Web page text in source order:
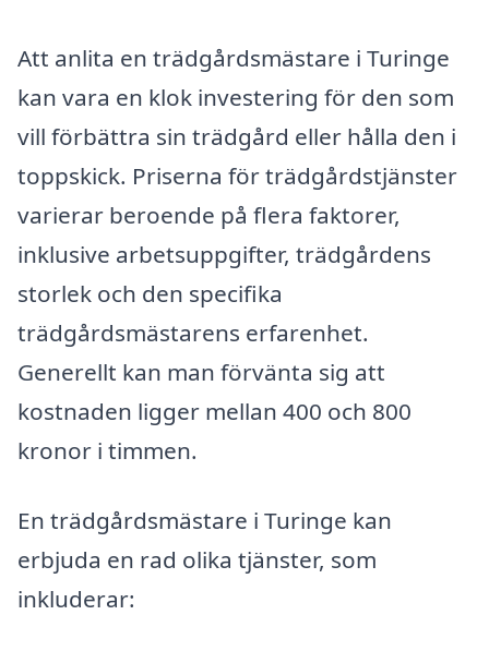
Att anlita en trädgårdsmästare i Turinge
kan vara en klok investering för den som
vill förbättra sin trädgård eller hålla den i
toppskick. Priserna för trädgårdstjänster
varierar beroende på flera faktorer,
inklusive arbetsuppgifter, trädgårdens
storlek och den specifika
trädgårdsmästarens erfarenhet.
Generellt kan man förvänta sig att
kostnaden ligger mellan 400 och 800
kronor i timmen.
En trädgårdsmästare i Turinge kan
erbjuda en rad olika tjänster, som
inkluderar: